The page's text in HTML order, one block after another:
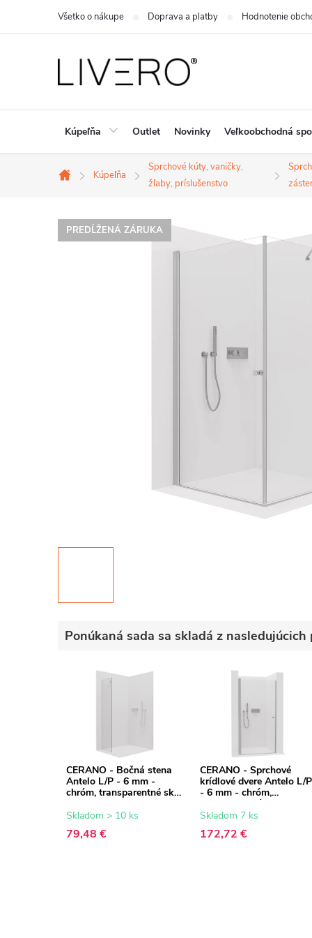
Všetko o nákupe Doprava a platby Hodnotenie
Kúpeľňa Outlet Novinky Veľkoobchodná
Domov
Kúpeľňa
Sprchové kúty, vaničky,
žľaby, príslušenstvo
PREDĹŽENÁ ZÁRUKA
Ponúkaná sada sa skladá z nasledujúcich
CERANO - Bočná stena
Antelo L/P - 6 mm -
chróm, transparentné sklo
Skladom > 10 ks
79,48 €
CERANO - Sprchové
krídlové dvere Antelo L/P
- 6 mm - chróm,
transparentné sklo -
70x190 cm
Skladom 7 ks
172,72 €